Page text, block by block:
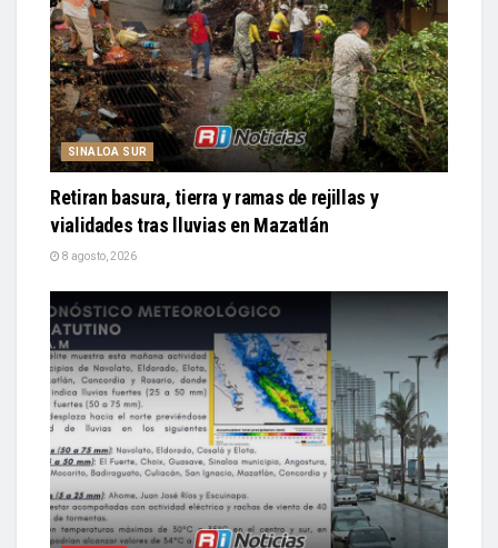
SINALOA SUR
Retiran basura, tierra y ramas de rejillas y
vialidades tras lluvias en Mazatlán
8 agosto, 2026